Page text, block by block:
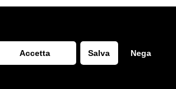
Accetta Salva Nega